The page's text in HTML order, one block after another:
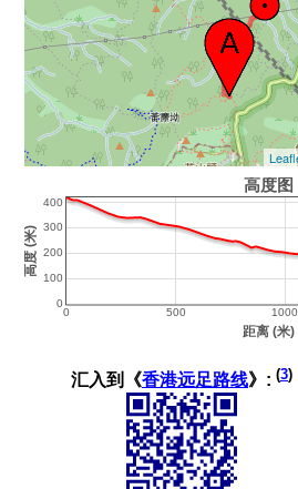
汇入到《香港远足路线》: (3)